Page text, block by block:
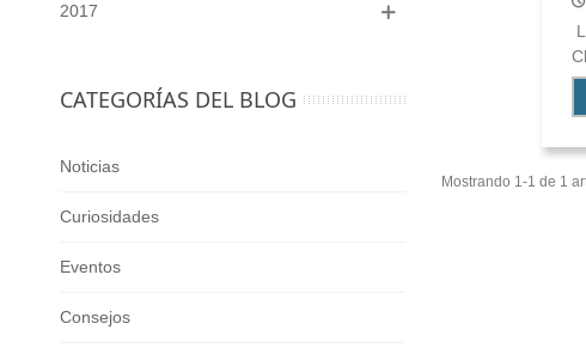
2017
CATEGORÍAS DEL BLOG
Noticias
Curiosidades
Eventos
Consejos
Mostrando 1-1 de 1